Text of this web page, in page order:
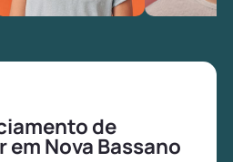
de
em Nova Bassano